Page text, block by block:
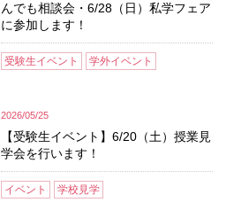
んでも相談会・6/28（日）私学フェア
に参加します！
受験生イベント 学外イベント
2026/05/25
【受験生イベント】6/20（土）授業見
学会を行います！
イベント 学校見学